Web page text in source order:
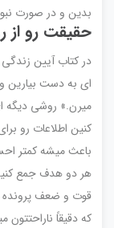
بدین و در صورت
حقیقت رو از
در کتاب آیین
ای به دست بیارین و
میرن.» روشی دیگه
کنین اطلاعات رو
باعث میشه کمتر
هر دو هدف جمع
قوت و ضعف پرونده
که دقیقاً